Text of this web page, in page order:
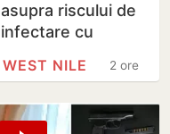
asupra riscului de
infectare cu
2 ore
WEST NILE